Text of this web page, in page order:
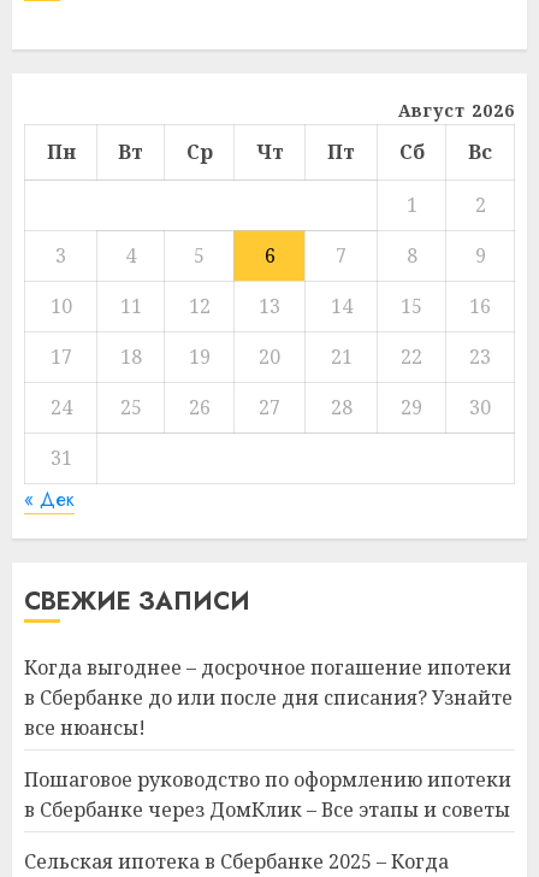
Август 2026
Пн Вт Ср Чт Пт Сб
Вс
1
2
3
4 5 6 7 8
9
10
11 12 13 14 15
16
17
18 19 20 21 22
23
24
25 26 27 28 29
30
31
« Дек
СВЕЖИЕ ЗАПИСИ
Когда выгоднее – досрочное погашение ипотеки
в Сбербанке до или после дня списания? Узнайте
все нюансы!
Пошаговое руководство по оформлению ипотеки
в Сбербанке через ДомКлик – Все этапы и советы
Сельская ипотека в Сбербанке 2025 – Когда